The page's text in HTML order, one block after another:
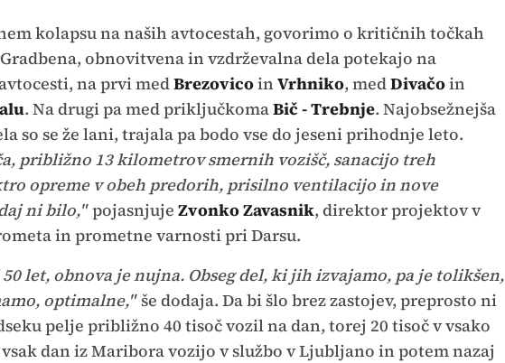
kolapsu na naših avtocestah, govorimo o kritičnih točkah
obnovitvena in vzdrževalna dela potekajo na
na prvi medBrezovicoinVrhniko, medDivačoin
. Na drugi pa med priključkomaBič - Trebnje. Najobsežnejša
so se že lani, trajala pa bodo vse do jeseni prihodnje leto.
približno 13 kilometrov smernih vozišč, sanacijo treh
opreme v obeh predorih, prisilno ventilacijo in nove
ni bilo,"pojasnjuje Zvonko Zavasnik, direktor projektov v
in prometne varnosti pri Darsu.
let, obnova je nujna. Obseg del, ki jih izvajamo, pa je tolikšen,
optimalne,"še dodaja. Da bi šlo brez zastojev, preprosto ni
pelje približno 40 tisoč vozil na dan, torej 20 tisoč v vsako
dan iz Maribora vozijo v službo v Ljubljano in potem nazaj